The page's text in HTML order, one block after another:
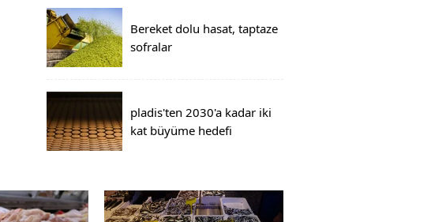
Bereket dolu hasat, taptaze
sofralar
pladis'ten 2030'a kadar iki
kat büyüme hedefi